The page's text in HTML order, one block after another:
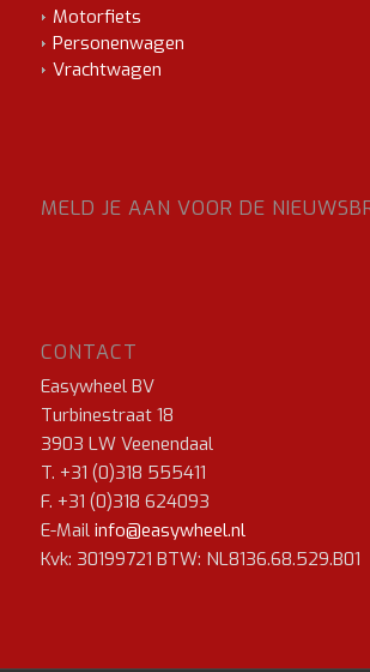
Motorfiets
Personenwagen
Vrachtwagen
MELD JE AAN VOOR DE
CONTACT
Easywheel BV
Turbinestraat 18
3903 LW Veenendaal
T. +31 (0)318 555411
F. +31 (0)318 624093
E-Mail info@easywheel.nl
Kvk: 30199721 BTW: NL8136.68.529.B01